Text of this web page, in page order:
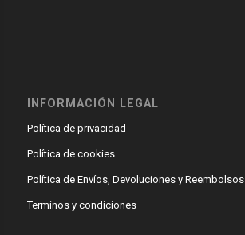
INFORMACIÓN LEGAL
Política de privacidad
Política de cookies
Política de Envíos, Devoluciones y Reembolsos
Terminos y condiciones